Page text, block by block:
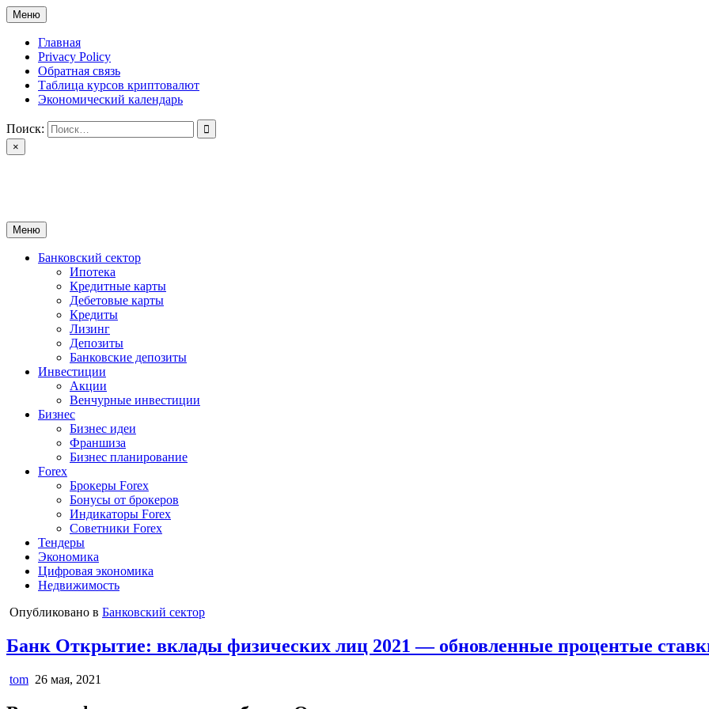
Перейти
к
содержимому
Меню
Главная
Privacy Policy
Обратная связь
Таблица курсов криптовалют
Экономический календарь
Поиск:
×
Меню
Банковский сектор
Ипотека
Кредитные карты
Дебетовые карты
Кредиты
Лизинг
Депозиты
Банковские депозиты
Инвестиции
Акции
Венчурные инвестиции
Бизнес
Бизнес идеи
Франшиза
Бизнес планирование
Forex
Брокеры Forex
Бонусы от брокеров
Индикаторы Forex
Советники Forex
Тендеры
Экономика
Цифровая экономика
Недвижимость
Опубликовано в Банковский сектор
Банк Открытие: вклады физических лиц 2021 — обновленные процентые
tom 26 мая, 2021